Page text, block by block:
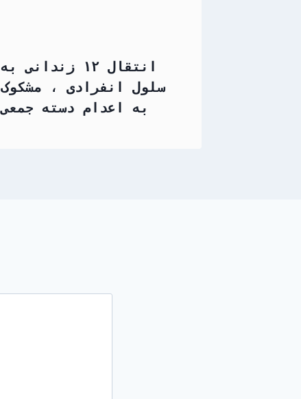
انتقال ۱۲ زندانی به
سلول انفرادی ، مشکوک
به اعدام دسته جمعی